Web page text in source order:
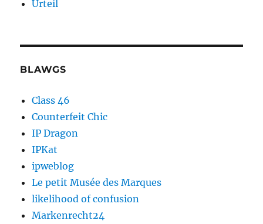
Urteil
BLAWGS
Class 46
Counterfeit Chic
IP Dragon
IPKat
ipweblog
Le petit Musée des Marques
likelihood of confusion
Markenrecht24